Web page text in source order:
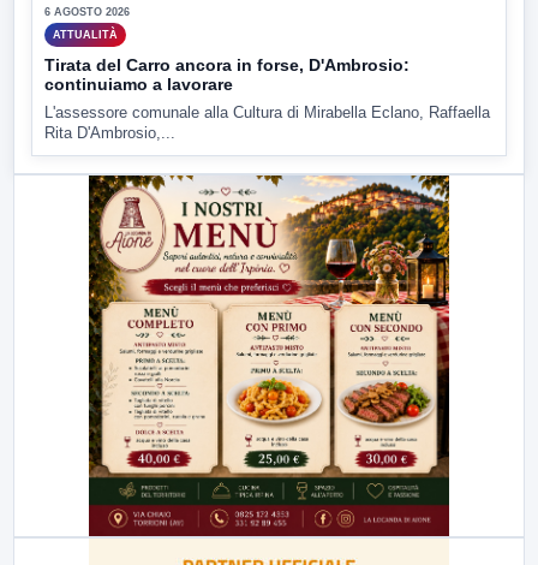
6 AGOSTO 2026
ATTUALITÀ
Tirata del Carro ancora in forse, D'Ambrosio:
continuiamo a lavorare
L'assessore comunale alla Cultura di Mirabella Eclano, Raffaella
Rita D'Ambrosio,...